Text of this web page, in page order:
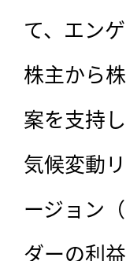
て、エン
株主から
案を支持
気候変動
ージョン
ダーの利